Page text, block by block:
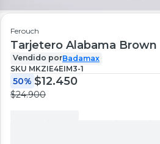
Ferouch
Tarjetero Alabama Brown
Vendido porBadamax
SKU MKZIE4EIM3-1
50% $12.450
$24.900